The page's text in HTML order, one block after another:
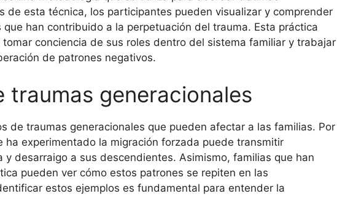
de esta técnica, los participantes pueden visualizar y comprender
han contribuido a la perpetuación del trauma. Esta práctica
conciencia de sus roles dentro del sistema familiar y trabajar
de patrones negativos.
traumas generacionales
de traumas generacionales que pueden afectar a las familias. Por
ha experimentado la migración forzada puede transmitir
y desarraigo a sus descendientes. Asimismo, familias que han
pueden ver cómo estos patrones se repiten en las
estos ejemplos es fundamental para entender la